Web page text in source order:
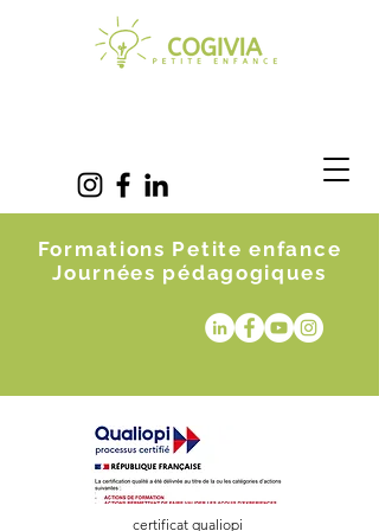
Formations Petite enfance
Journées pédagogiques
certificat qualiopi